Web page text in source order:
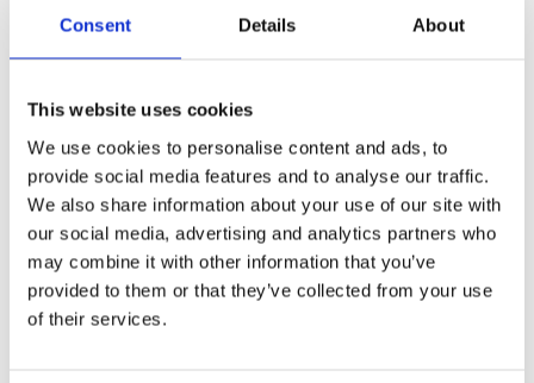
Consent Details About
This website uses cookies
We use cookies to personalise content and ads, to
provide social media features and to analyse our traffic.
We also share information about your use of our site with
our social media, advertising and analytics partners who
may combine it with other information that you’ve
provided to them or that they’ve collected from your use
of their services.
(376)
РУЛЬОВЕ УПРАВЛІННЯ ДЛЯBMW 3